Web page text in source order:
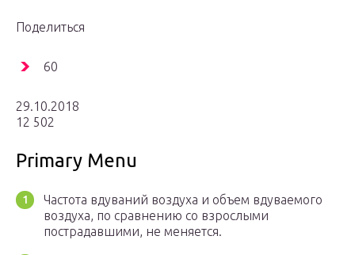
Поделиться
60
29.10.2018
12 502
Primary Menu
Частота вдуваний воздуха и объем вдуваемого
воздуха, по сравнению со взрослыми
пострадавшими, не меняется.